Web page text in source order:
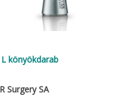
L könyökdarab
Surgery SA